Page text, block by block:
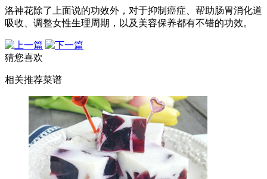
洛神花除了上面说的功效外，对于抑制癌症、帮助肠胃消化道
吸收、调整女性生理周期，以及美容保养都有不错的功效。
猜您喜欢
相关推荐菜谱